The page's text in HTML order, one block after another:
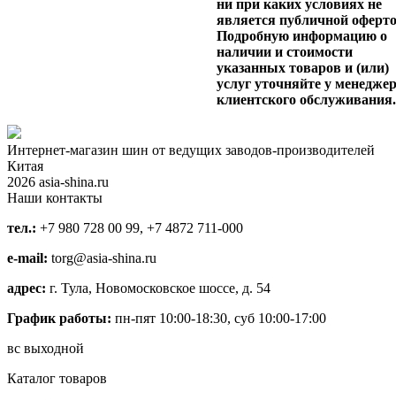
ни при каких условиях не
является публичной
Подробную информацию о
наличии и стоимости
указанных товаров и (или)
услуг уточняйте у
клиентского
Интернет-магазин шин от ведущих заводов-производителей
Китая
2026 asia-shina.ru
Наши контакты
тел.: +7 980 728 00 99, +7 4872 711-000
e-mail: torg@asia-shina.ru
адрес: г. Тула, Новомосковское шоссе, д. 54
График работы: пн-пят 10:00-18:30, суб 10:00-17:00
вс выходной
Каталог товаров